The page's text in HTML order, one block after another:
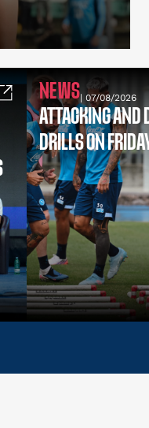
NEWS| 07/08/2026
ATTACKING AND
DRILLS ON